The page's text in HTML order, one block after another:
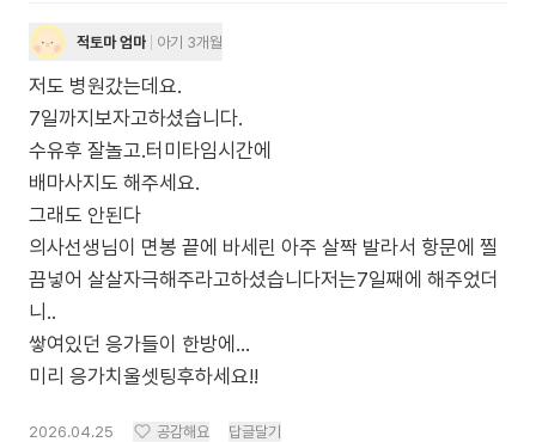
적토마 엄마 아기 3개월
저도 병원갔는데요.
7일까지보자고하셨습니다.
수유후 잘놀고.터미타임시간에
배마사지도 해주세요.
그래도 안된다
의사선생님이 면봉 끝에 바세린 아주 살짝 발라서 항문에 찔
끔넣어 살살자극해주라고하셨습니다저는7일째에 해주었더
니..
쌓여있던 응가들이 한방에...
미리 응가치울셋팅후하세요!!
2026.04.25 공감해요 답글달기